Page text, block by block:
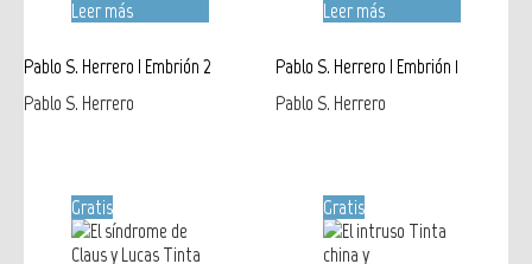
Leer más
Pablo S. Herrero | Embrión 2
Pablo S. Herrero
Leer más
Pablo S. Herrero | Embrión 1
Pablo S. Herrero
Gratis Gratis